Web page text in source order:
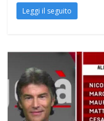
Leggi il seguito